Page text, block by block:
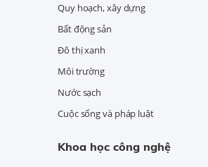
Quy hoạch, xây dựng
Bất động sản
Đô thị xanh
Môi trường
Nước sạch
Cuộc sống và pháp luật
Khoa học công nghệ